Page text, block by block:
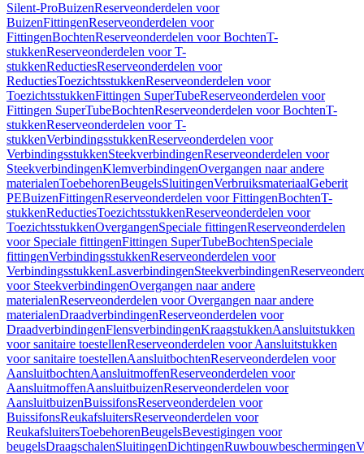
Silent-ProBuizenReserveonderdelen voor
BuizenFittingenReserveonderdelen voor
FittingenBochtenReserveonderdelen voor BochtenT-
stukkenReserveonderdelen voor T-
stukkenReductiesReserveonderdelen voor
ReductiesToezichtsstukkenReserveonderdelen voor
ToezichtsstukkenFittingen SuperTubeReserveonderdelen voor
Fittingen SuperTubeBochtenReserveonderdelen voor BochtenT-
stukkenReserveonderdelen voor T-
stukkenVerbindingsstukkenReserveonderdelen voor
VerbindingsstukkenSteekverbindingenReserveonderdelen voor
SteekverbindingenKlemverbindingenOvergangen naar andere
materialenToebehorenBeugelsSluitingenVerbruiksmateriaalGeberit
PEBuizenFittingenReserveonderdelen voor FittingenBochtenT-
stukkenReductiesToezichtsstukkenReserveonderdelen voor
ToezichtsstukkenOvergangenSpeciale fittingenReserveonderdelen
voor Speciale fittingenFittingen SuperTubeBochtenSpeciale
fittingenVerbindingsstukkenReserveonderdelen voor
VerbindingsstukkenLasverbindingenSteekverbindingen
voor SteekverbindingenOvergangen naar andere
materialenReserveonderdelen voor Overgangen naar andere
materialenDraadverbindingenReserveonderdelen voor
DraadverbindingenFlensverbindingenKraagstukkenAansluitstukken
voor sanitaire toestellenReserveonderdelen voor Aansluitstukken
voor sanitaire toestellenAansluitbochtenReserveonderdelen voor
AansluitbochtenAansluitmoffenReserveonderdelen voor
AansluitmoffenAansluitbuizenReserveonderdelen voor
AansluitbuizenBuissifonsReserveonderdelen voor
BuissifonsReukafsluitersReserveonderdelen voor
ReukafsluitersToebehorenBeugelsBevestigingen voor
beugelsDraagschalenSluitingenDichtingenRuwbouwbeschermingen